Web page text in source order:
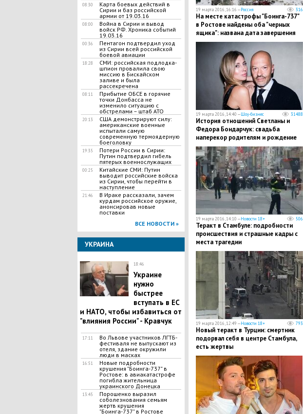
08:30
Карта боевых действий в
Сирии и баз российской
армии от 19.03.16
08:00
Война в Сирии и вывод
войск РФ. Хроника событий
19.03.16
00:36
Пентагон подтвердил уход
из Сирии всей российской
боевой авиации
18:28
СМИ: российская подлодка-
шпион провалила свою
миссию в Бискайском
заливе и была
рассекречена
08:11
Прибытие ОБСЕ в горячие
точки Донбасса не
изменило ситуацию с
обстрелами – штаб АТО
20:13
США демонстрируют силу:
американские военные
испытали самую
современную термоядерную
боеголовку
19:35
Потери России в Сирии:
Путин подтвердил гибель
пятерых военнослужащих
00:25
Китайские СМИ: Путин
выводит российские войска
из Сирии, чтобы перейти в
наступление
21:46
В Ираке рассказали, зачем
курдам российское оружие,
анонсировав новые
поставки
ВСЕ НОВОСТИ »
УКРАИНА
18:46
Украине
нужно
быстрее
вступать в ЕС
и НАТО, чтобы избавиться от
"влияния России" - Кравчук
17:11
Во Львове участников ЛГТБ-
фестиваля не выпускают из
отеля, здание окружили
люди в масках
16:51
Новые подробности
крушения "Боинга-737" в
Ростове: в авиакатастрофе
погибла жительница
украинского Донецка
13:45
Порошенко выразил
соболезнования семьям
жертв крушения
"Боинга-737" в Ростове
19 марта 2016, 16:16 —Россия 316
На месте катастрофы "Боинга-737"
в Ростове найдены оба "черных
ящика": названа дата завершения
расшифровки
19 марта 2016, 14:40 —Шоу-бизнес 31488
История отношений Светланы и
Федора Бондарчук: свадьба
наперекор родителям и рождение
ребенка с синдромом Дауна
19 марта 2016, 14:10 —Новости 18+ 506
Теракт в Стамбуле: подробности
происшествия и страшные кадры с
места трагедии
19 марта 2016, 12:49 —Новости 18+ 793
Новый теракт в Турции: смертник
подорвал себя в центре Стамбула,
есть жертвы